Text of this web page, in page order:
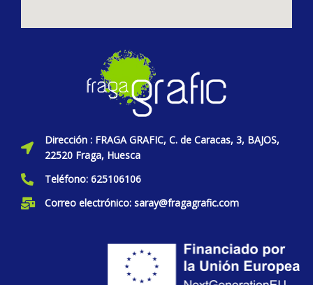
Dirección : FRAGA GRAFIC, C. de Caracas, 3, BAJOS,
22520 Fraga, Huesca
Teléfono: 625106106
Correo electrónico: saray@fragagrafic.com